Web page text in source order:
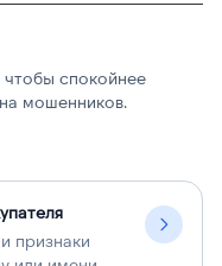
спокойнее
мошенников.
признаки